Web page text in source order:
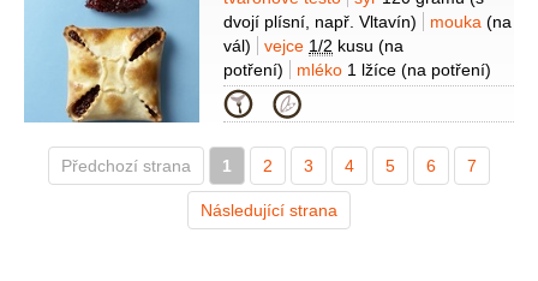
celku)
slanina anglická 100 gramů
(jemné plátky)
víno červené
1/2decilitru
žloutek
2 kusy
sůl koření1 lžička (např.
černý pepř, nové koření, tymián,
dvojí plísní, např. Vltavín)
mouka (na
vál)
vejce 1/2 kusu (na
potření)
mléko 1 lžíce (na potření)
Na cibulovou marmeládu:
červená300 gramů (oloupaná)
víno
50 gramů
med2 lžíce pepř
1 lžička
(čerstvě drcený)
Kategorie
Předchozí strana 1 2 3 4 5 6 7
Následující strana